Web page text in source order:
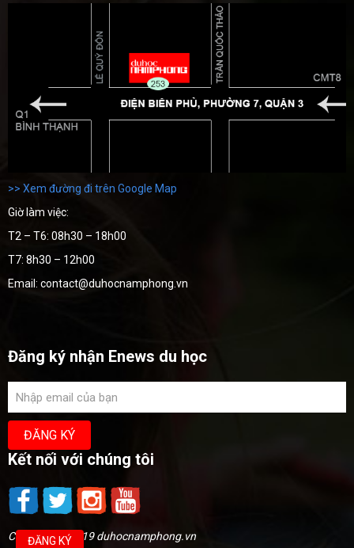
>> Xem đường đi trên Google Map
Giờ làm việc:
T2 – T6: 08h30 – 18h00
T7: 8h30 – 12h00
Email: contact@duhocnamphong.vn
Đăng ký nhận Enews du học
Kết nối với chúng tôi
Copyright @2019 duhocnamphong.vn
ĐĂNG KÝ